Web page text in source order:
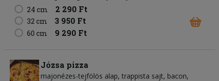
24 cm
2 290 Ft
32 cm 3 950 Ft
60 cm 9 290 Ft
Józsa pizza
majonézes-tejfölös alap trappista sajt bacon